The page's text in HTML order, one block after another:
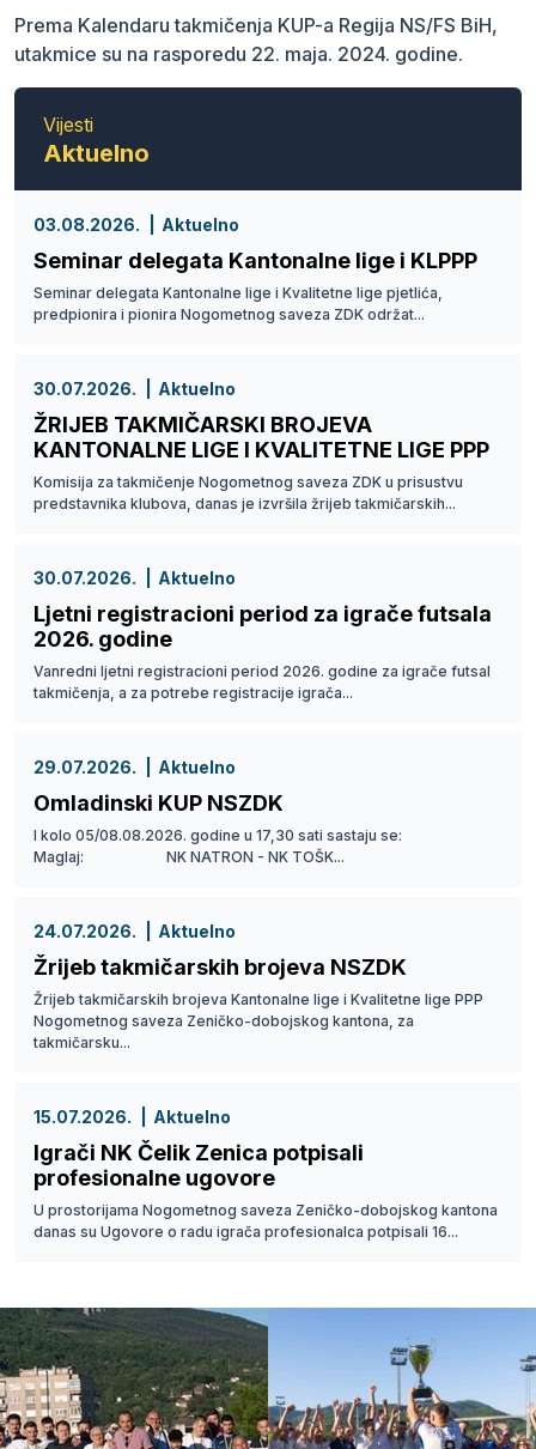
Prema Kalendaru takmičenja KUP-a Regija NS/FS BiH,
utakmice su na rasporedu 22. maja. 2024. godine.
Vijesti
Aktuelno
03.08.2026. Aktuelno
Seminar delegata Kantonalne lige i KLPPP
Seminar delegata Kantonalne lige i Kvalitetne lige pjetlića,
predpionira i pionira Nogometnog saveza ZDK održat...
30.07.2026. Aktuelno
ŽRIJEB TAKMIČARSKI BROJEVA
KANTONALNE LIGE I KVALITETNE LIGE PPP
Komisija za takmičenje Nogometnog saveza ZDK u prisustvu
predstavnika klubova, danas je izvršila žrijeb takmičarskih...
30.07.2026. Aktuelno
Ljetni registracioni period za igrače futsala
2026. godine
Vanredni ljetni registracioni period 2026. godine za igrače futsal
takmičenja, a za potrebe registracije igrača...
29.07.2026. Aktuelno
Omladinski KUP NSZDK
I kolo 05/08.08.2026. godine u 17,30 sati sastaju se:
Maglaj: NK NATRON - NK TOŠK...
24.07.2026. Aktuelno
Žrijeb takmičarskih brojeva NSZDK
Žrijeb takmičarskih brojeva Kantonalne lige i Kvalitetne lige PPP
Nogometnog saveza Zeničko-dobojskog kantona, za
takmičarsku...
15.07.2026. Aktuelno
Igrači NK Čelik Zenica potpisali
profesionalne ugovore
U prostorijama Nogometnog saveza Zeničko-dobojskog kantona
danas su Ugovore o radu igrača profesionalca potpisali 16...